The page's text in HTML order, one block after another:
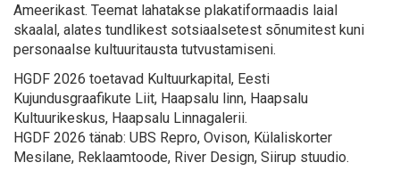
Ameerikast. Teemat lahatakse plakatiformaadis laial
skaalal, alates tundlikest sotsiaalsetest sõnumitest kuni
personaalse kultuuritausta tutvustamiseni.
HGDF 2026 toetavad Kultuurkapital, Eesti
Kujundusgraafikute Liit, Haapsalu linn, Haapsalu
Kultuurikeskus, Haapsalu Linnagalerii.
HGDF 2026 tänab: UBS Repro, Ovison, Külaliskorter
Mesilane, Reklaamtoode, River Design, Siirup stuudio.